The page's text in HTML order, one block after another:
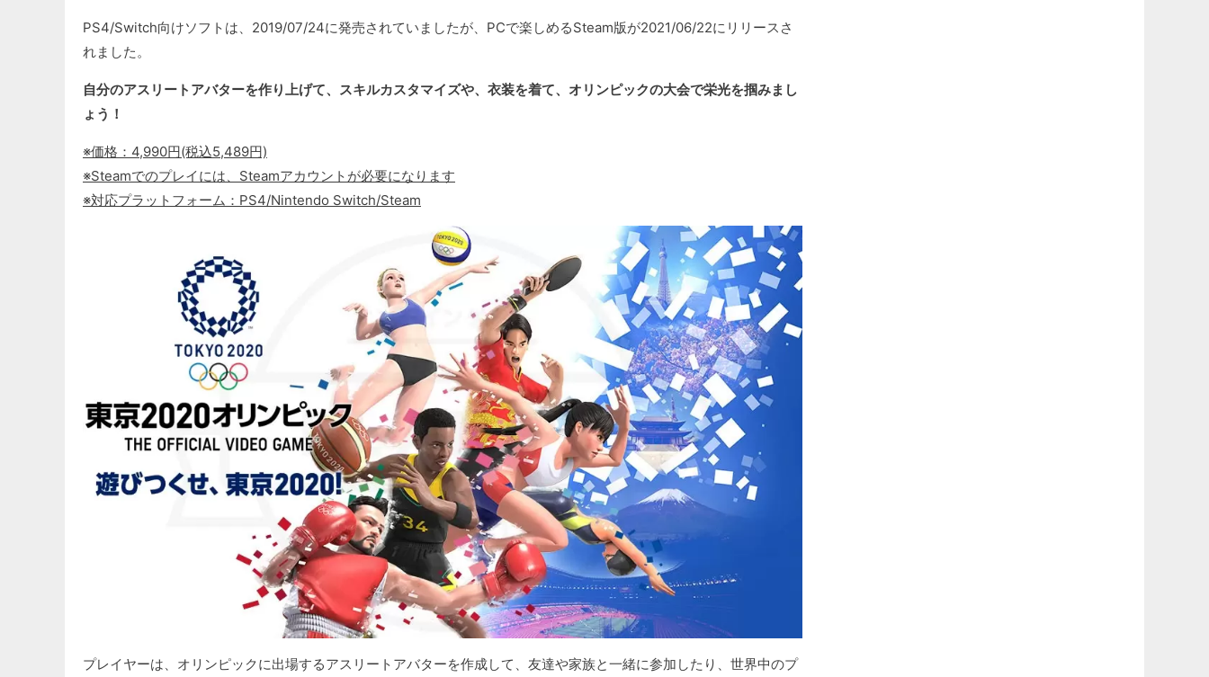
PS4/Switch向けソフトは、2019/07/24に発売されていましたが、PCで楽しめるSteam版が2021/06/22にリリースさ
れました。
自分のアスリートアバターを作り上げて、スキルカスタマイズや、衣装を着て、オリンピックの大会で栄光を掴みまし
ょう！
※価格：4,990円(税込5,489円)
※Steamでのプレイには、Steamアカウントが必要になります
※対応プラットフォーム：PS4/Nintendo Switch/Steam
プレイヤーは、オリンピックに出場するアスリートアバターを作成して、友達や家族と一緒に参加したり、世界中のプ